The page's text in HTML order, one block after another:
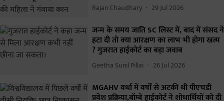
Rajan Chaudhary 29 Jul 2026
जन्म के समय जाति SC लिस्ट में, बाद में संसद ने
हटा दी तो क्या आरक्षण का लाभ भी होगा खत्म
? गुजरात हाईकोर्ट का बड़ा जवाब
Geetha Sunil Pillai 26 Jul 2026
MGAHV वर्धा में वर्षों से अटकी थी पीएचडी
प्रवेश प्रक्रिया,बॉम्बे हाईकोर्ट ने शोधार्थियों को दी